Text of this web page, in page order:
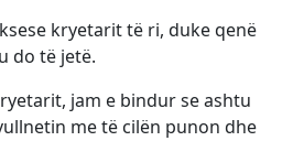
kryetarit të ri, duke qenë
do të jetë.
jam e bindur se ashtu
me të cilën punon dhe